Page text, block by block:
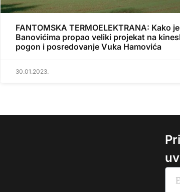
FANTOMSKA TERMOELEKTRANA: Kako
Banovićima propao veliki projekat na
pogon i posredovanje Vuka Hamovića
30.01.2023.